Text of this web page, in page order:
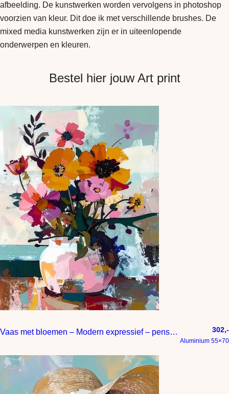
afbeelding. De kunstwerken worden vervolgens in photoshop
voorzien van kleur. Dit doe ik met verschillende brushes. De
mixed media kunstwerken zijn er in uiteenlopende
onderwerpen en kleuren.
Bestel hier jouw Art print
Vaas met bloemen – Modern expressief – penseelstreken en abstracte kleurige vlakken 302,-
Aluminium 55×70